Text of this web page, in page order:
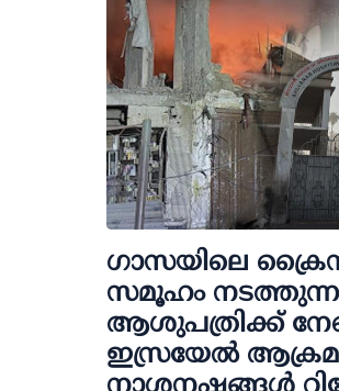
ഗാസയിലെ
സമൂഹം
ആശുപത്രിക്ക്
ഇസ്രയേൽ
നാശനഷ്ടങ്ങൾ